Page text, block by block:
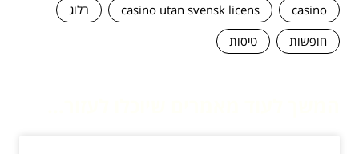
casino
casino utan svensk licens
בלוג
חופשות
טיסות